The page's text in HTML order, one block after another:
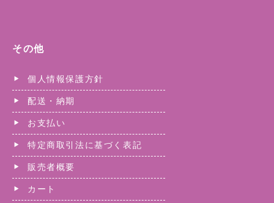
その他
個人情報保護方針
配送・納期
お支払い
特定商取引法に基づく表記
販売者概要
カート